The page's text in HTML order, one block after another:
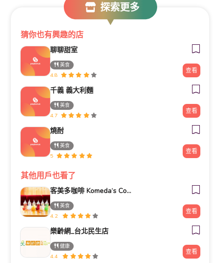
探索更多
猜你也有興趣的店
聊聊甜室
美食
4.8
查看
千義 義大利麵
美食
4.7
查看
燒酎
美食
5
查看
其他用戶也看了
客美多咖啡 Komeda‘s Coffee - 台南小北店
美食
4.2
查看
樂齡網_台北民生店
健康
4.4
查看